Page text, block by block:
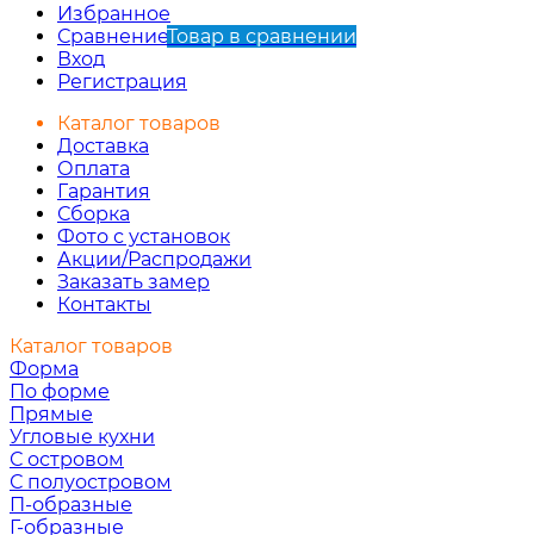
Избранное
СравнениеТовар в сравнении
Вход
Регистрация
Каталог товаров
Доставка
Оплата
Гарантия
Сборка
Фото с установок
Акции/Распродажи
Заказать замер
Контакты
Каталог товаров
Форма
По форме
Прямые
Угловые кухни
С островом
С полуостровом
П-образные
Г-образные